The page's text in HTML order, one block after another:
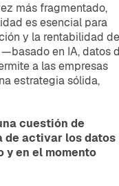
más fragmentado,
es esencial para
y la rentabilidad de
en IA, datos
a las empresas
estrategia sólida,
cuestión de
de activar los datos
en el momento